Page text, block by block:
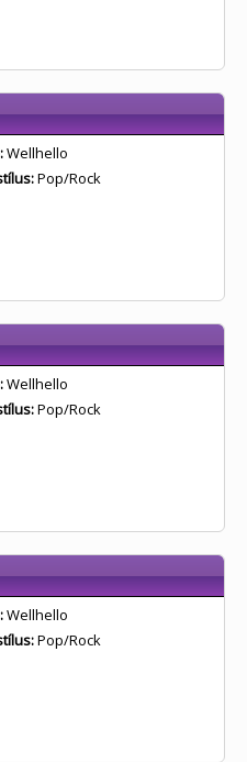
Wellhello
Pop/Rock
Wellhello
Pop/Rock
Wellhello
Pop/Rock